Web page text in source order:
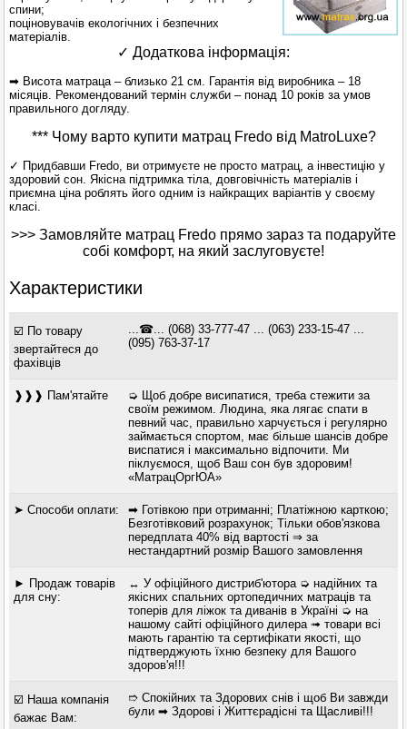
спини;
поціновувачів екологічних і безпечних
матеріалів.
✓ Додаткова інформація:
➡ Висота матраца – близько 21 см. Гарантія від виробника – 18
місяців. Рекомендований термін служби – понад 10 років за умов
правильного догляду.
*** Чому варто купити матрац Fredo від MatroLuxe?
✓ Придбавши Fredo, ви отримуєте не просто матрац, а інвестицію у
здоровий сон. Якісна підтримка тіла, довговічність матеріалів і
приємна ціна роблять його одним із найкращих варіантів у своєму
класі.
>>> Замовляйте матрац Fredo прямо зараз та подаруйте
собі комфорт, на який заслуговуєте!
Характеристики
☑️ По товару
звертайтеся до
фахівців
...☎... (068) 33-777-47 ... (063) 233-15-47 ...
(095) 763-37-17
❱❱❱ Пам'ятайте
➭ Щоб добре висипатися, треба стежити за
своїм режимом. Людина, яка лягає спати в
певний час, правильно харчується і регулярно
займається спортом, має більше шансів добре
виспатися і максимально відпочити. Ми
піклуємося, щоб Ваш сон був здоровим!
«МатрацОргЮА»
➤ Способи оплати:
➡ Готівкою при отриманні; Платіжною карткою;
Безготівковий розрахунок; Тільки обов'язкова
передплата 40% від вартості ⇒ за
нестандартний розмір Вашого замовлення
► Продаж товарів
для сну:
↔ У офіційного дистриб'ютора ➭ надійних та
якісних спальних ортопедичних матраців та
топерів для ліжок та диванів в Україні ➭ на
нашому сайті офіційного дилера ➟ товари всі
мають гарантію та сертифікати якості, що
підтверджують їхню безпеку для Вашого
здоров'я!!!
☑️ Наша компанія
бажає Вам:
➱ Спокійних та Здорових снів і щоб Ви завжди
були ➡ Здорові і Життєрадісні та Щасливі!!!